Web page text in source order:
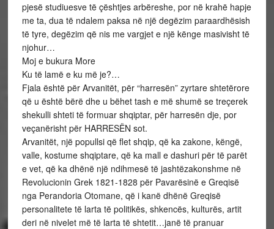
pjesë studiuesve të çështjes arbëreshe, por në krahë hapje
me ta, dua të ndalem paksa në një degëzim paraardhësish
të tyre, degëzim që nis me vargjet e një kënge masivisht të
njohur…
Moj e bukura More
Ku të lamë e ku më je?…
Fjala është për Arvanitët, për “harresën” zyrtare shtetërore
që u është bërë dhe u bëhet tash e më shumë se treçerek
shekulli shteti të formuar shqiptar, për harresën dje, por
veçanërisht për HARRESËN sot.
Arvanitët, një popullsi që flet shqip, që ka zakone, këngë,
valle, kostume shqiptare, që ka mall e dashuri për të parët
e vet, që ka dhënë një ndihmesë të jashtëzakonshme në
Revolucionin Grek 1821-1828 për Pavarësinë e Greqisë
nga Perandoria Otomane, që i kanë dhënë Greqisë
personalitete të larta të politikës, shkencës, kulturës, artit
deri në nivelet më të larta të shtetit…janë të pranuar